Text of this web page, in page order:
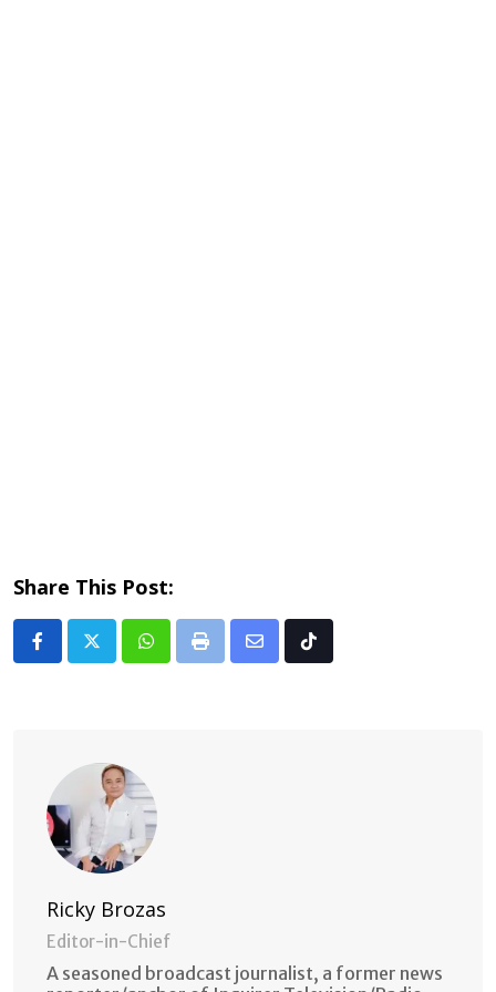
Share This Post:
Whatsapp
Print
Share Tiktok
Ricky Brozas
Editor-in-Chief
A seasoned broadcast journalist, a former news